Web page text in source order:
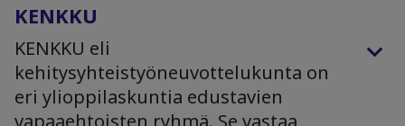
KENKKU
KENKKU eli
kehitysyhteistyöneuvottelukunta on
eri ylioppilaskuntia edustavien
vapaaehtoisten ryhmä. Se vastaa